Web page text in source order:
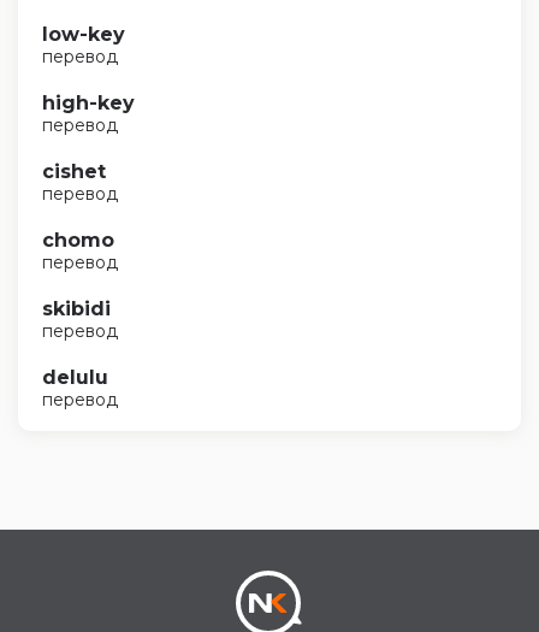
low-key
перевод
high-key
перевод
cishet
перевод
chomo
перевод
skibidi
перевод
delulu
перевод